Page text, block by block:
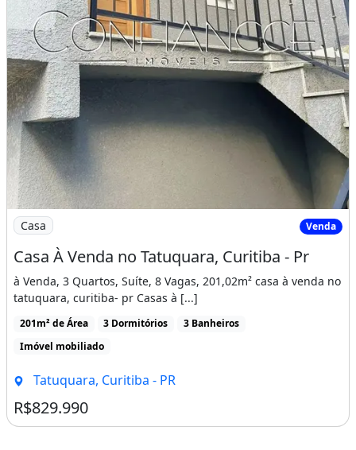
Imagem: Casa À Venda no Tatuquara, Curitiba
Casa Venda
Casa À Venda no Tatuquara, Curitiba - Pr
à Venda, 3 Quartos, Suíte, 8 Vagas, 201,02m² casa à venda no
tatuquara, curitiba- pr Casas à [...]
201m² de Área 3 Dormitórios
3 Banheiros
Imóvel mobiliado
Tatuquara, Curitiba - PR
R$829.990